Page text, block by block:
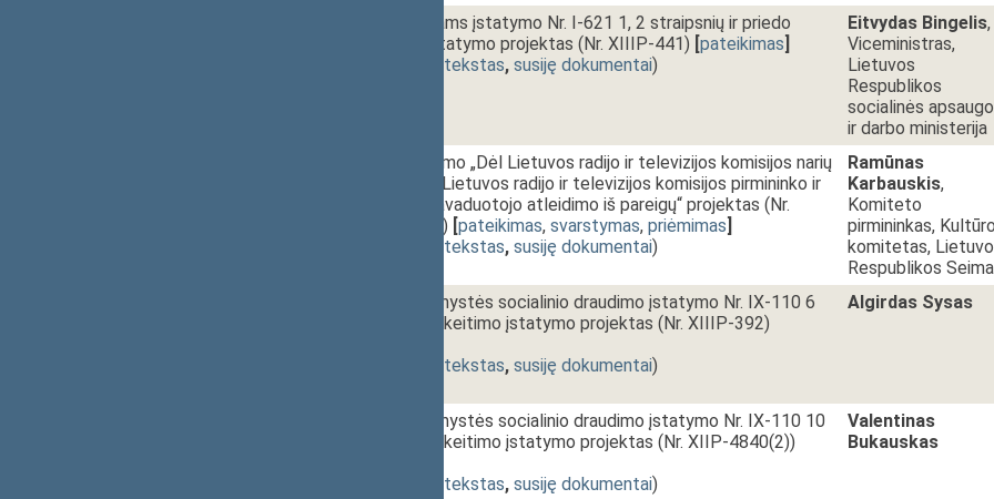
Išmokų vaikams įstatymo Nr. I-621 1, 2 straipsnių ir priedo
pakeitimo įstatymo projektas (Nr. XIIIP-441) [pateikimas]
dokumento tekstas, susiję dokumentai)
Eitvydas Bingelis,
Viceministras,
Lietuvos
Respublikos
socialinės
ir darbo ministerija
Seimo nutarimo „Dėl Lietuvos radijo ir televizijos komisijos narių
paskyrimo ir Lietuvos radijo ir televizijos komisijos pirmininko ir
pirmininko pavaduotojo atleidimo iš pareigų“ projektas (Nr.
XIIIP-464(2)) [pateikimas, svarstymas, priėmimas]
dokumento tekstas, susiję dokumentai)
Ramūnas
Karbauskis,
Komiteto
pirmininkas,
komitetas,
Respublikos
Ligos ir motinystės socialinio draudimo įstatymo Nr. IX-110 6
straipsnio pakeitimo įstatymo projektas (Nr. XIIIP-392)
dokumento tekstas, susiję dokumentai)
Algirdas Sysas
Ligos ir motinystės socialinio draudimo įstatymo Nr. IX-110 10
straipsnio pakeitimo įstatymo projektas (Nr. XIIP-4840(2))
dokumento tekstas, susiję dokumentai)
Valentinas
Bukauskas